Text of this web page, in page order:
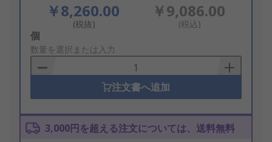
￥8,260.00
(税抜)
￥9,086.00
(税込)
Add
to
Basket
個
数量を選択または入力
注文書へ追加
3,000円を超える注文については、送料無料